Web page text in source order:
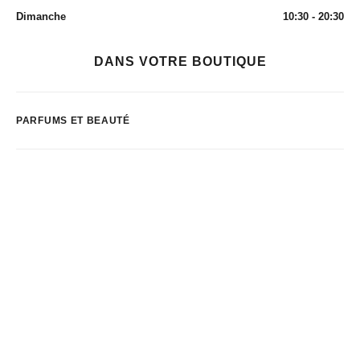
Dimanche
10:30 - 20:30
DANS VOTRE BOUTIQUE
PARFUMS ET BEAUTÉ